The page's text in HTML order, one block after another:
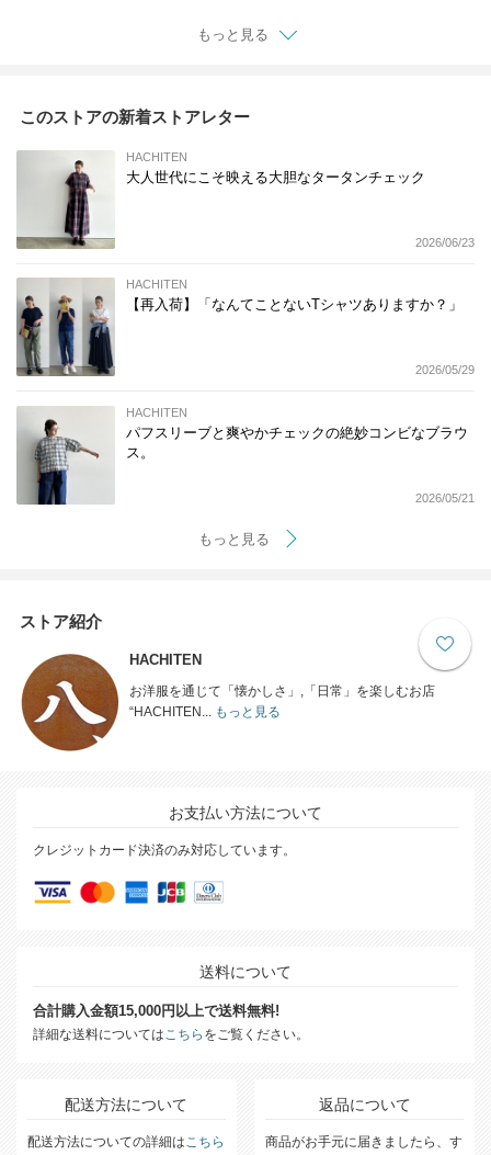
もっと見る
このストアの新着ストアレター
HACHITEN
大人世代にこそ映える大胆なタータンチェック
2026/06/23
HACHITEN
【再入荷】「なんてことないTシャツありますか？」
2026/05/29
HACHITEN
パフスリーブと爽やかチェックの絶妙コンビなブラウ
ス。
2026/05/21
もっと見る
ストア紹介
HACHITEN
お洋服を通じて「懐かしさ」,「日常」を楽しむお店
“HACHITEN...
もっと見る
お支払い方法について
クレジットカード決済のみ対応しています。
送料について
合計購入金額15,000円以上で送料無料!
詳細な送料については こちら をご覧ください。
配送方法について
配送方法についての詳細は こちら
返品について
商品がお手元に届きましたら、す